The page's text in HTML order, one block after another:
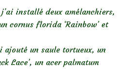
installé deux amélanchiers,
cornus florida ‘Rainbow’ et
ajouté un saule tortueux, un
Lace’, un acer palmatum